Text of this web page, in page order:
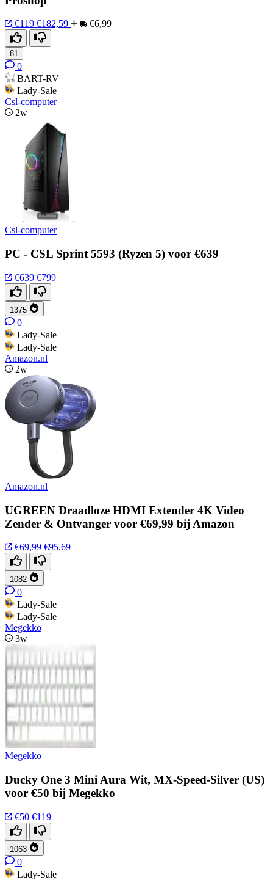
€119 €182,59 €6,99
81
0
BART-RV
Lady-Sale
Csl-computer
2w
Csl-computer
PC - CSL Sprint 5593 (Ryzen 5) voor €639
€639 €799
1375
0
Lady-Sale
Lady-Sale
Amazon.nl
2w
Amazon.nl
UGREEN Draadloze HDMI Extender 4K Video
Zender & Ontvanger voor €69,99 bij Amazon
€69,99 €95,69
1082
0
Lady-Sale
Lady-Sale
Megekko
3w
Megekko
Ducky One 3 Mini Aura Wit, MX-Speed-Silver (US)
voor €50 bij Megekko
€50 €119
1063
0
Lady-Sale